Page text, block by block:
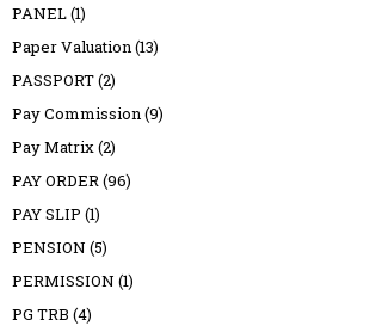
PANEL(1)
Paper Valuation(13)
PASSPORT(2)
Pay Commission(9)
Pay Matrix(2)
PAY ORDER(96)
PAY SLIP (1)
PENSION (5)
PERMISSION (1)
PG TRB (4)